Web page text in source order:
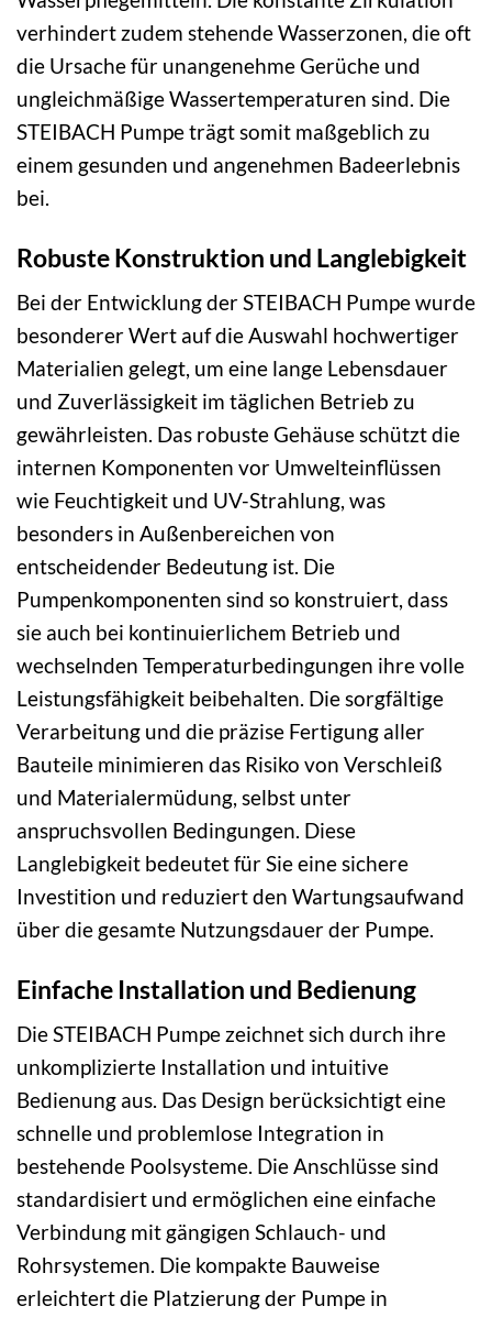
verhindert zudem stehende Wasserzonen, die oft
die Ursache für unangenehme Gerüche und
ungleichmäßige Wassertemperaturen sind. Die
STEIBACH Pumpe trägt somit maßgeblich zu
einem gesunden und angenehmen Badeerlebnis
bei.
Robuste Konstruktion und Langlebigkeit
Bei der Entwicklung der STEIBACH Pumpe wurde
besonderer Wert auf die Auswahl hochwertiger
Materialien gelegt, um eine lange Lebensdauer
und Zuverlässigkeit im täglichen Betrieb zu
gewährleisten. Das robuste Gehäuse schützt die
internen Komponenten vor Umwelteinflüssen
wie Feuchtigkeit und UV-Strahlung, was
besonders in Außenbereichen von
entscheidender Bedeutung ist. Die
Pumpenkomponenten sind so konstruiert, dass
sie auch bei kontinuierlichem Betrieb und
wechselnden Temperaturbedingungen ihre volle
Leistungsfähigkeit beibehalten. Die sorgfältige
Verarbeitung und die präzise Fertigung aller
Bauteile minimieren das Risiko von Verschleiß
und Materialermüdung, selbst unter
anspruchsvollen Bedingungen. Diese
Langlebigkeit bedeutet für Sie eine sichere
Investition und reduziert den Wartungsaufwand
über die gesamte Nutzungsdauer der Pumpe.
Einfache Installation und Bedienung
Die STEIBACH Pumpe zeichnet sich durch ihre
unkomplizierte Installation und intuitive
Bedienung aus. Das Design berücksichtigt eine
schnelle und problemlose Integration in
bestehende Poolsysteme. Die Anschlüsse sind
standardisiert und ermöglichen eine einfache
Verbindung mit gängigen Schlauch- und
Rohrsystemen. Die kompakte Bauweise
erleichtert die Platzierung der Pumpe in